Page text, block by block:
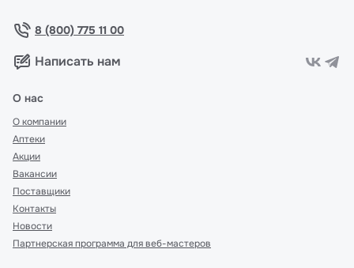
8 (800) 775 11 00
Написать нам
О нас
О компании
Аптеки
Акции
Вакансии
Поставщики
Контакты
Новости
Партнерская программа для веб-мастеров